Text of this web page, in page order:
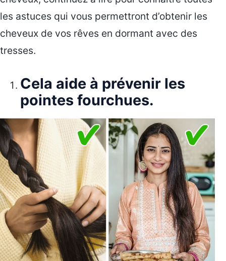
les astuces qui vous permettront d’obtenir les
cheveux de vos rêves en dormant avec des
tresses.
Cela aide à prévenir les
pointes fourchues.